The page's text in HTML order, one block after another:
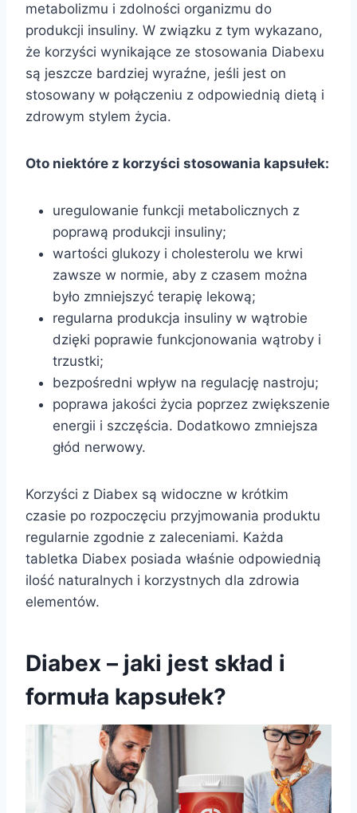
metabolizmu i zdolności organizmu do
produkcji insuliny. W związku z tym wykazano,
że korzyści wynikające ze stosowania Diabexu
są jeszcze bardziej wyraźne, jeśli jest on
stosowany w połączeniu z odpowiednią dietą i
zdrowym stylem życia.
Oto niektóre z korzyści stosowania kapsułek:
uregulowanie funkcji metabolicznych z
poprawą produkcji insuliny;
wartości glukozy i cholesterolu we krwi
zawsze w normie, aby z czasem można
było zmniejszyć terapię lekową;
regularna produkcja insuliny w wątrobie
dzięki poprawie funkcjonowania wątroby i
trzustki;
bezpośredni wpływ na regulację nastroju;
poprawa jakości życia poprzez zwiększenie
energii i szczęścia. Dodatkowo zmniejsza
głód nerwowy.
Korzyści z Diabex są widoczne w krótkim
czasie po rozpoczęciu przyjmowania produktu
regularnie zgodnie z zaleceniami. Każda
tabletka Diabex posiada właśnie odpowiednią
ilość naturalnych i korzystnych dla zdrowia
elementów.
Diabex – jaki jest skład i
formuła kapsułek?